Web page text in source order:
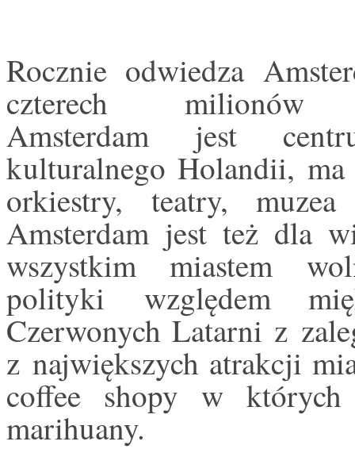
Rocznie odwiedza
czterech milionów
Amsterdam jest
kulturalnego Holandii,
orkiestry, teatry,
Amsterdam jest też dla
wszystkim miastem
polityki względem
Czerwonych Latarni z
z największych atrakcji
coffee shopy w
marihuany.